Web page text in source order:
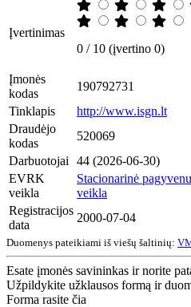
Įvertinimas
0 / 10 (įvertino 0)
Įmonės
kodas
190792731
Tinklapis
http://www.isgn.lt
Draudėjo
kodas
520069
Darbuotojai
44 (2026-06-30)
EVRK
veikla
Stacionarinė
veikla
Registracijos
data
2000-07-04
Duomenys pateikiami iš viešų šaltinių:
Esate įmonės savininkas ir norite
Užpildykite užklausos formą ir
Forma rasite čia